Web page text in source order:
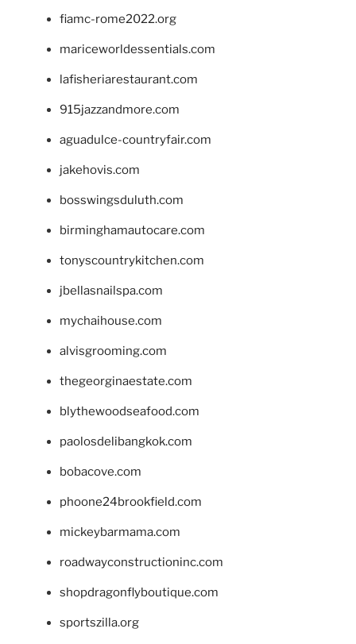
fiamc-rome2022.org
mariceworldessentials.com
lafisheriarestaurant.com
915jazzandmore.com
aguadulce-countryfair.com
jakehovis.com
bosswingsduluth.com
birminghamautocare.com
tonyscountrykitchen.com
jbellasnailspa.com
mychaihouse.com
alvisgrooming.com
thegeorginaestate.com
blythewoodseafood.com
paolosdelibangkok.com
bobacove.com
phoone24brookfield.com
mickeybarmama.com
roadwayconstructioninc.com
shopdragonflyboutique.com
sportszilla.org